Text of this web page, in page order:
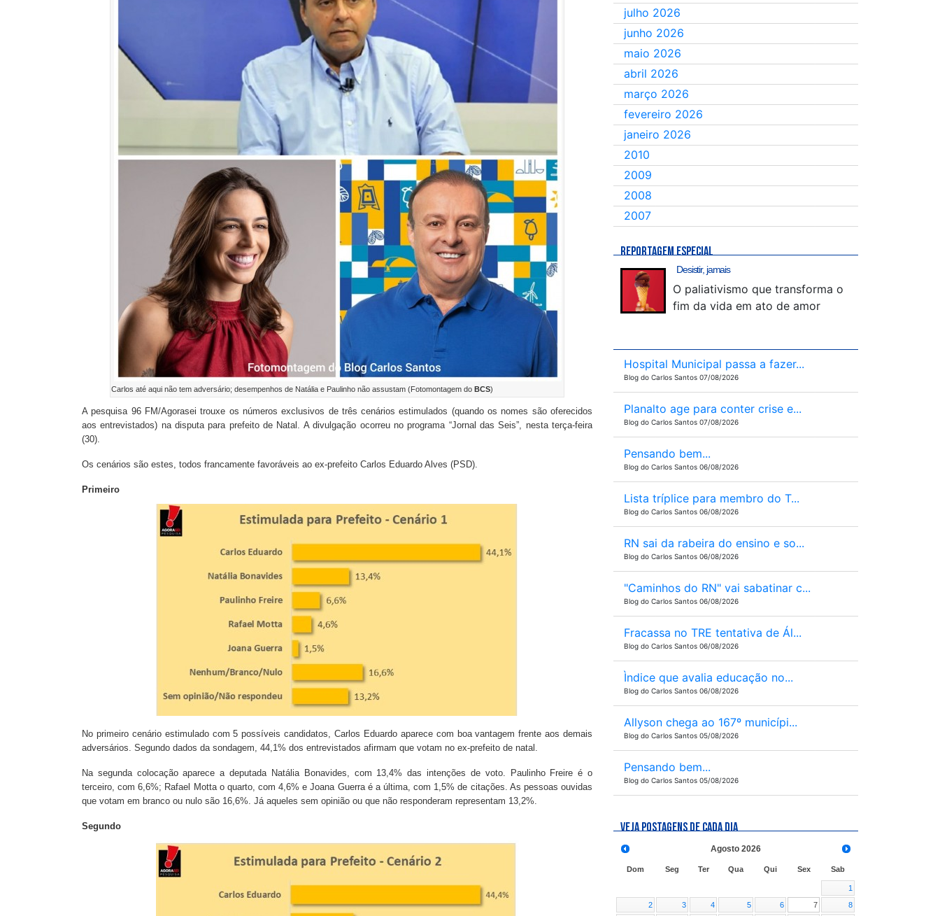
Carlos até aqui não tem adversário; desempenhos de Natália e Paulinho não assustam (Fotomontagem do BCS)
A pesquisa 96 FM/Agorasei trouxe os números exclusivos de três cenários estimulados (quando os nomes são oferecidos
aos entrevistados) na disputa para prefeito de Natal. A divulgação ocorreu no programa “Jornal das Seis”, nesta terça-feira
(30).
Os cenários são estes, todos francamente favoráveis ao ex-prefeito Carlos Eduardo Alves (PSD).
Primeiro
No primeiro cenário estimulado com 5 possíveis candidatos, Carlos Eduardo aparece com boa vantagem frente aos demais
adversários. Segundo dados da sondagem, 44,1% dos entrevistados afirmam que votam no ex-prefeito de natal.
Na segunda colocação aparece a deputada Natália Bonavides, com 13,4% das intenções de voto. Paulinho Freire é o
terceiro, com 6,6%; Rafael Motta o quarto, com 4,6% e Joana Guerra é a última, com 1,5% de citações. As pessoas ouvidas
que votam em branco ou nulo são 16,6%. Já aqueles sem opinião ou que não responderam representam 13,2%.
Segundo
julho 2026
junho 2026
maio 2026
abril 2026
março 2026
fevereiro 2026
janeiro 2026
2010
2009
2008
2007
REPORTAGEM ESPECIAL
Desistir, jamais
O paliativismo que transforma o
fim da vida em ato de amor
Hospital Municipal passa a fazer...
Blog do Carlos Santos 07/08/2026
Planalto age para conter crise e...
Blog do Carlos Santos 07/08/2026
Pensando bem...
Blog do Carlos Santos 06/08/2026
Lista tríplice para membro do T...
Blog do Carlos Santos 06/08/2026
RN sai da rabeira do ensino e so...
Blog do Carlos Santos 06/08/2026
"Caminhos do RN" vai sabatinar c...
Blog do Carlos Santos 06/08/2026
Fracassa no TRE tentativa de Ál...
Blog do Carlos Santos 06/08/2026
Ìndice que avalia educação no...
Blog do Carlos Santos 06/08/2026
Allyson chega ao 167º municípi...
Blog do Carlos Santos 05/08/2026
Pensando bem...
Blog do Carlos Santos 05/08/2026
VEJA POSTAGENS DE CADA DIA
Agosto 2026
Dom Seg Ter Qua Qui Sex Sab
1
2
3 4 5 6 7
8